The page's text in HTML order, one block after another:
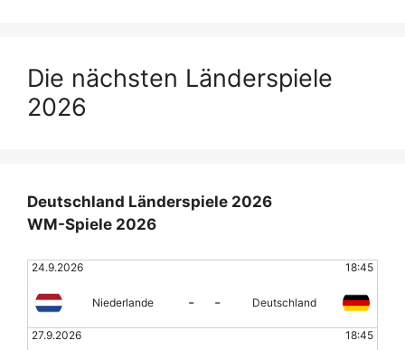
Die nächsten Länderspiele
2026
Deutschland Länderspiele 2026
WM-Spiele 2026
24.9.2026 18:45
Niederlande - - Deutschland
27.9.2026 18:45